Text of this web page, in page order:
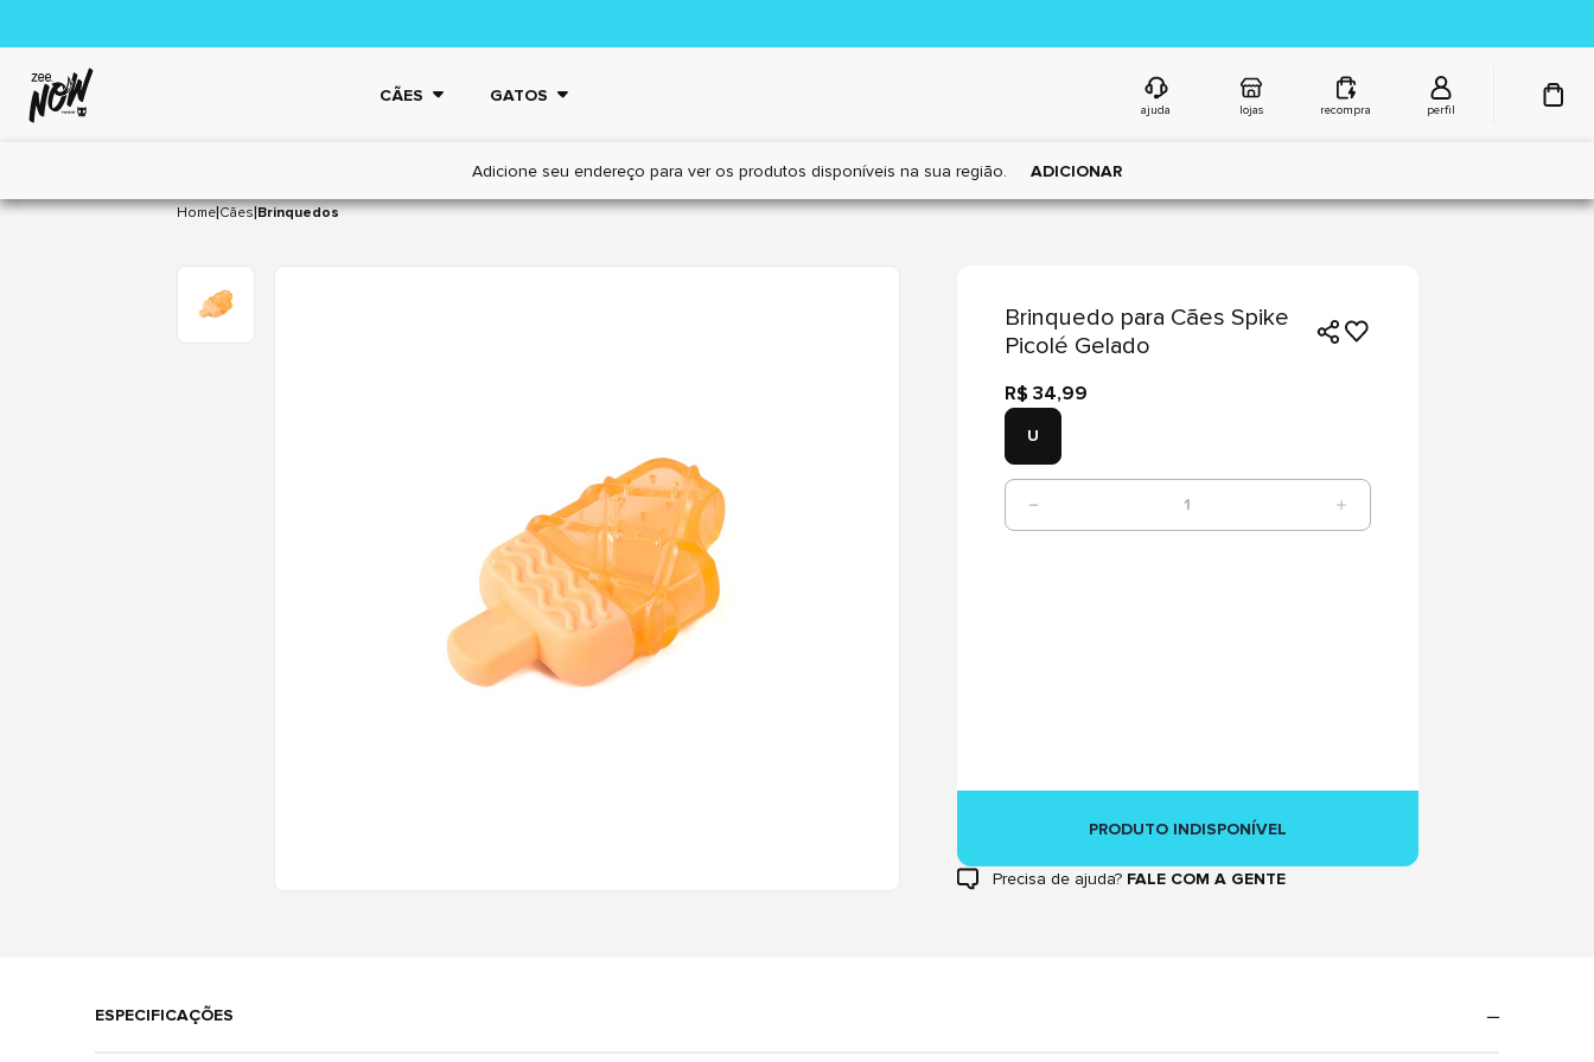
CÃES GATOS
ajuda lojas recompra perfil
Adicione seu endereço para ver os produtos disponíveis na sua região. ADICIONAR
Home|Cães|Brinquedos
Brinquedo para Cães Spike
Picolé Gelado
R$ 34,99
U
1
PRODUTO INDISPONÍVEL
Precisa de ajuda? FALE COM A GENTE
ESPECIFICAÇÕES